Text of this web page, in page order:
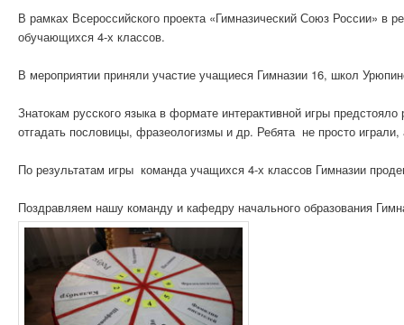
В рамках Всероссийского проекта «Гимназический Союз России» в
обучающихся 4-х классов.
В мероприятии приняли участие учащиеся Гимназии 16, школ
Знатокам русского языка в формате интерактивной игры
отгадать пословицы, фразеологизмы и др. Ребята не просто
По результатам игры команда учащихся 4-х классов Гимназии
Поздравляем нашу команду и кафедру начального образования